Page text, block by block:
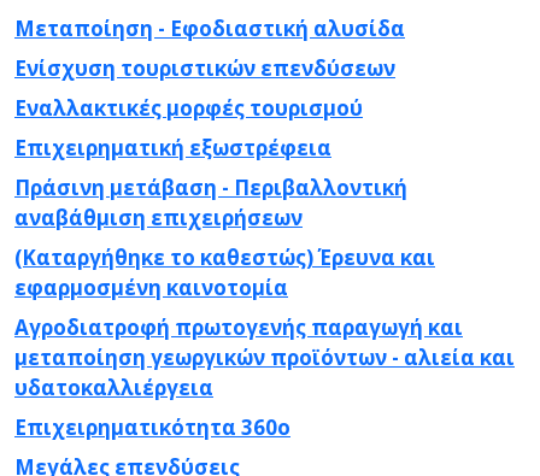
Μεταποίηση - Εφοδιαστική αλυσίδα
Ενίσχυση τουριστικών επενδύσεων
Εναλλακτικές μορφές τουρισμού
Επιχειρηματική εξωστρέφεια
Πράσινη μετάβαση - Περιβαλλοντική
αναβάθμιση επιχειρήσεων
(Καταργήθηκε το καθεστώς) Έρευνα και
εφαρμοσμένη καινοτομία
Αγροδιατροφή πρωτογενής παραγωγή και
μεταποίηση γεωργικών προϊόντων - αλιεία και
υδατοκαλλιέργεια
Επιχειρηματικότητα 360ο
Μεγάλες επενδύσεις